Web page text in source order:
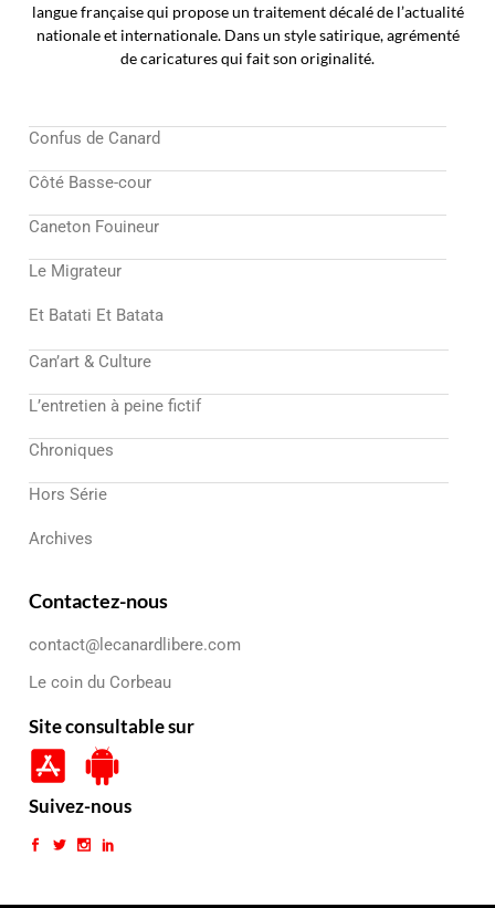
langue française qui propose un traitement décalé de l’actualité
nationale et internationale. Dans un style satirique, agrémenté
de caricatures qui fait son originalité.
Confus de Canard
Côté Basse-cour
Caneton Fouineur
Le Migrateur
Et Batati Et Batata
Can’art & Culture
L’entretien à peine fictif
Chroniques
Hors Série
Archives
Contactez-nous
contact@lecanardlibere.com
Le coin du Corbeau
Site consultable sur
Suivez-nous